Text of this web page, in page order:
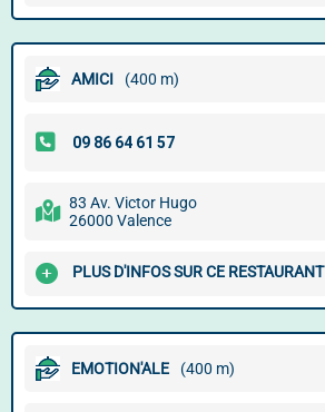
AMICI (400 m)
83 Av. Victor Hugo
26000 Valence
PLUS D'INFOS SUR CE RESTAURANT
EMOTION'ALE (400 m)